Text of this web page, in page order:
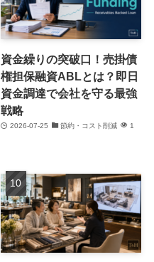
資金繰りの突破口！売掛債
権担保融資ABLとは？即日
資金調達で会社を守る最強
戦略
2026-07-25 節約・コスト削減 1